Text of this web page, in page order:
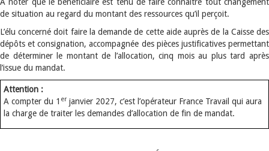
de situation au regard du montant des ressources qu’il perçoit.
L’élu concerné doit faire la demande de cette aide auprès de la Caisse des
dépôts et consignation, accompagnée des pièces justificatives permettant
de déterminer le montant de l’allocation, cinq mois au plus tard après
l’issue du mandat.
Attention :
A compter du 1 er janvier 2027, c’est l’opérateur France Travail qui aura
la charge de traiter les demandes d’allocation de fin de mandat.